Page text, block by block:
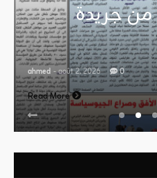
صدور العدد 602 من جريدة
ahmed - août 2, 2026 0
Read More